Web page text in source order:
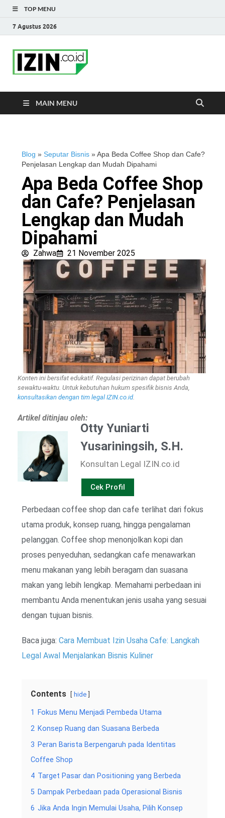
TOP MENU
7 Agustus 2026
MAIN MENU
Blog » Seputar Bisnis » Apa Beda Coffee Shop dan Cafe?
Penjelasan Lengkap dan Mudah Dipahami
Apa Beda Coffee Shop
dan Cafe? Penjelasan
Lengkap dan Mudah
Dipahami
Zahwa 21 November 2025
Konten ini bersifat edukatif. Regulasi perizinan dapat berubah
sewaktu-waktu. Untuk kebutuhan hukum spesifik bisnis Anda,
konsultasikan dengan tim legal IZIN.co.id.
Artikel ditinjau oleh:
Otty Yuniarti
Yusariningsih, S.H.
Konsultan Legal IZIN.co.id
Cek Profil
Perbedaan coffee shop dan cafe terlihat dari fokus
utama produk, konsep ruang, hingga pengalaman
pelanggan. Coffee shop menonjolkan kopi dan
proses penyeduhan, sedangkan cafe menawarkan
menu makanan yang lebih beragam dan suasana
makan yang lebih lengkap. Memahami perbedaan ini
membantu Anda menentukan jenis usaha yang sesuai
dengan tujuan bisnis.
Baca juga: Cara Membuat Izin Usaha Cafe: Langkah
Legal Awal Menjalankan Bisnis Kuliner
Contents hide
1
Fokus Menu Menjadi Pembeda Utama
2 Konsep Ruang dan Suasana Berbeda
3 Peran Barista Berpengaruh pada Identitas
Coffee Shop
4 Target Pasar dan Positioning yang Berbeda
5 Dampak Perbedaan pada Operasional Bisnis
6 Jika Anda Ingin Memulai Usaha, Pilih Konsep